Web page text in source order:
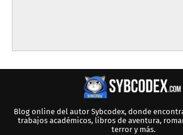
Blog online del autor Sybcodex, donde
trabajos académicos, libros de aventura,
terror y más.